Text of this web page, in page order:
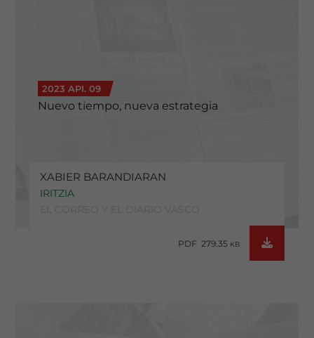
2023 API. 09
Nuevo tiempo, nueva estrategia
XABIER BARANDIARAN
IRITZIA
PDF 279.35 KB